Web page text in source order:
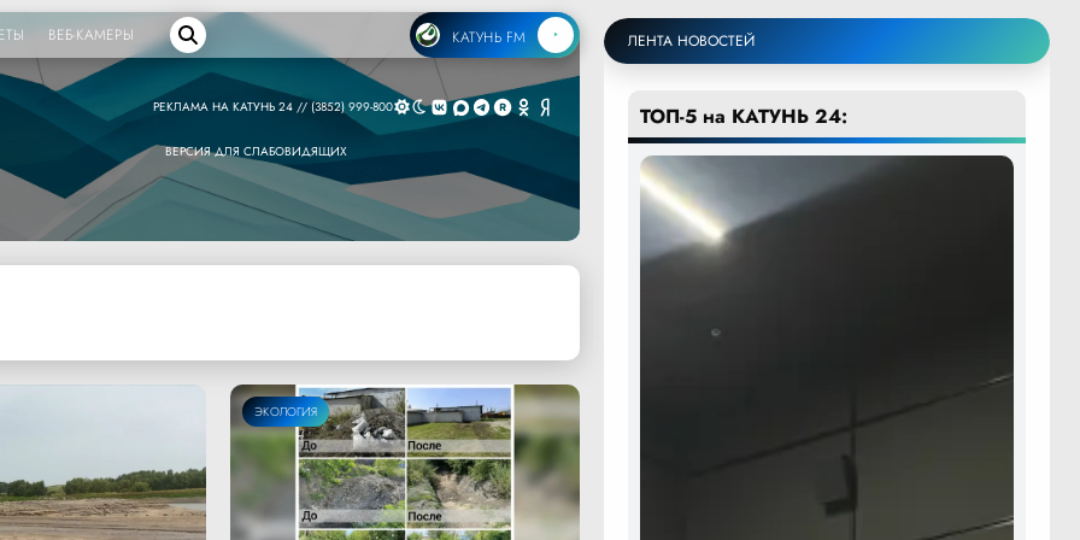
ВЕБ-КАМЕРЫ КАТУНЬ FM
РЕКЛАМА НА КАТУНЬ 24 // (3852) 999-800
ВЕРСИЯ ДЛЯ СЛАБОВИДЯЩИХ
ЭКОЛОГИЯ
ЛЕНТА НОВОСТЕЙ
ТОП-5 на КАТУНЬ 24: